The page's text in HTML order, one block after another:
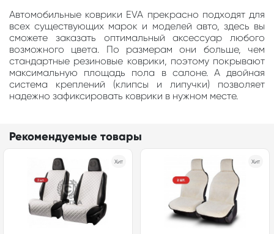
Автомобильные коврики EVA прекрасно подходят для
всех существующих марок и моделей авто, здесь вы
сможете заказать оптимальный аксессуар любого
возможного цвета. По размерам они больше, чем
стандартные резиновые коврики, поэтому покрывают
максимальную площадь пола в салоне. А двойная
система креплений (клипсы и липучки) позволяет
надежно зафиксировать коврики в нужном месте.
Рекомендуемые товары
Хит Хит